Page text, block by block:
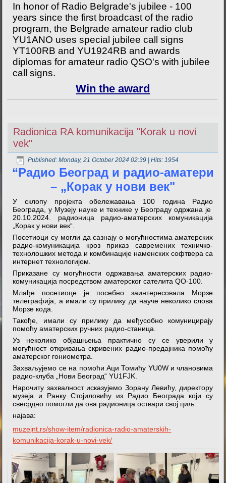
In honor of Radio Belgrade's jubilee - 100
years since the first broadcast of the radio
program, the Belgrade amateur radio club
YU1ANO uses special jubilee call signs
YT100RB and YU1924RB and awards
diplomas for amateur radio QSO's with jubilee
call signs.
Win the award
Radionica RA komunikacija "Korak u novi
vek"
Published: Monday, 21 October 2024 02:39 | Hits: 1954
“Радио Београд и радио-аматери
– „Корак у нови век"
У склопу пројекта обележавања 100 година Радио
Београда, у Музеју науке и технике у Београду одржана је
20.10.2024. радионица радио-аматерских комуникација
„Корак у нови век“.
Посетиоци су могли да сазнају о могућностима аматерских
радио-комуникација кроз приказ савремених техничко-
технолошких метода и комбинације наменских софтвера са
интернет технологијом.
Приказане су могућности одржавања аматерских радио-
комуникација посредством аматерског сателита QO-100.
Млађе посетиоце је посебно заинтересовала Морзе
телеграфија, а имали су прилику да науче неколико слова
Морзе кода.
Такође, имали су прилику да међусобно комуницирају
помоћу аматерских ручних радио-станица.
Уз неколико објашњења практично су се уверили у
могућност откривања скривених радио-предајника помоћу
аматерског гониометра.
Захваљујемо се на помоћи Аци Томићу YU0W и члановима
радио-клуба „Нови Београд“ YU1FJK.
Нарочиту захвалност исказујемо Зорану Левићу, директору
музеја и Ранку Стојиловићу из Радио Београда који су
свесрдно помогли да ова радионица оствари свој циљ.
најава:
muzejnt.rs/show-item/radionica-radio-amaterskih-
komunikacija-korak-u-novi-vek/